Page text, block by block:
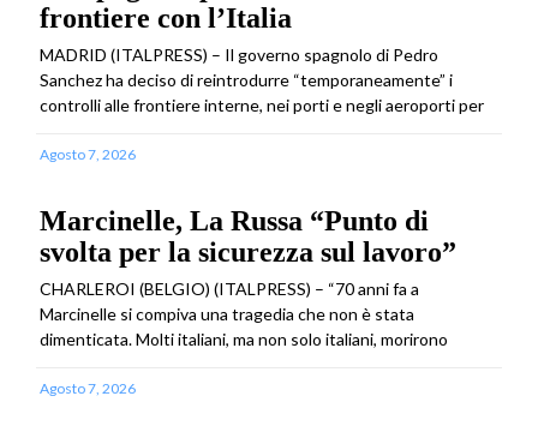
frontiere con l’Italia
MADRID (ITALPRESS) – Il governo spagnolo di Pedro
Sanchez ha deciso di reintrodurre “temporaneamente” i
controlli alle frontiere interne, nei porti e negli aeroporti per
Agosto 7, 2026
Marcinelle, La Russa “Punto di
svolta per la sicurezza sul lavoro”
CHARLEROI (BELGIO) (ITALPRESS) – “70 anni fa a
Marcinelle si compiva una tragedia che non è stata
dimenticata. Molti italiani, ma non solo italiani, morirono
Agosto 7, 2026